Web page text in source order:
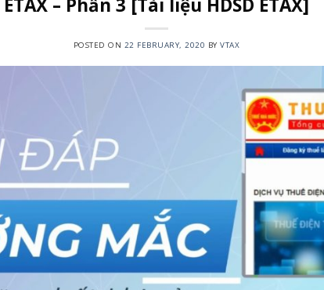
ETAX – Phần 3 [Tài liệu HDSD ETAX]
POSTED ON 22 FEBRUARY, 2020 BYVTAX